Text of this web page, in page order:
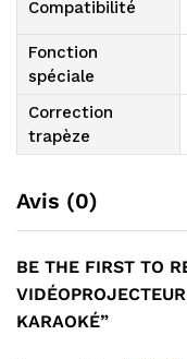
Compatibilité
Fonction
spéciale
Correction
trapèze
Avis (0)
BE THE FIRST TO
KARAOKÉ”